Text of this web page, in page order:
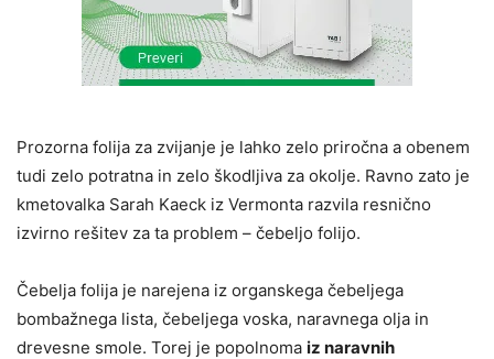
Prozorna folija za zvijanje je lahko zelo priročna a obenem
tudi zelo potratna in zelo škodljiva za okolje. Ravno zato je
kmetovalka Sarah Kaeck iz Vermonta razvila resnično
izvirno rešitev za ta problem – čebeljo folijo.
Čebelja folija je narejena iz organskega čebeljega
bombažnega lista, čebeljega voska, naravnega olja in
drevesne smole. Torej je popolnoma iz naravnih